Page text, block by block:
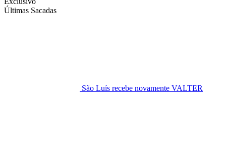
Últimas Sacadas
São Luís recebe novamente VALTER